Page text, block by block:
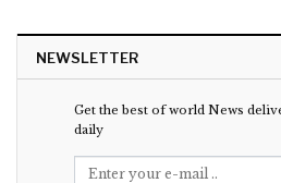
NEWSLETTER
Get the best of world News
daily